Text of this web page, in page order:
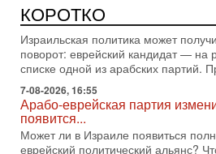
КОРОТКО
Израильская политика может
поворот: еврейский кандидат — на
списке одной из арабских партий.
7-08-2026, 16:55
Арабо-еврейская партия
появится...
Может ли в Израиле появиться
еврейский политический альянс?
политическим раскладом сил, если